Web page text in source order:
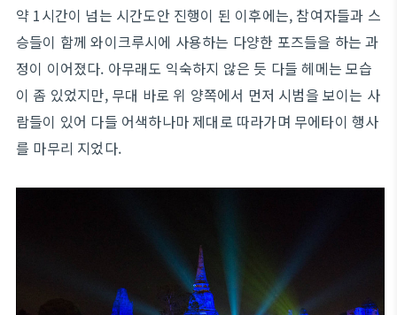
약 1시간이 넘는 시간도안 진행이 된 이후에는, 참여자들과 스
승들이 함께 와이크루시에 사용하는 다양한 포즈들을 하는 과
정이 이어졌다. 아무래도 익숙하지 않은 듯 다들 헤메는 모습
이 좀 있었지만, 무대 바로 위 양쪽에서 먼저 시범을 보이는 사
람들이 있어 다들 어색하나마 제대로 따라가며 무에타이 행사
를 마무리 지었다.